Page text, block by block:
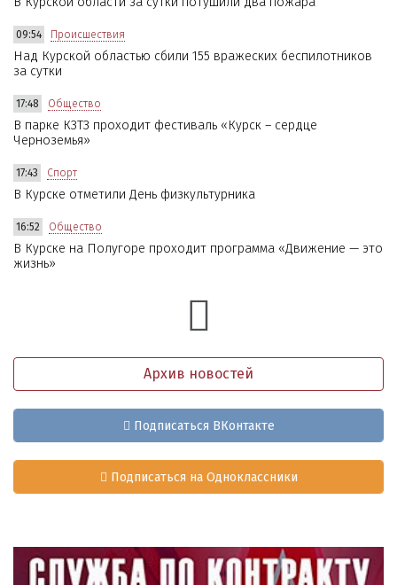
09:54 Происшествия
Над Курской областью сбили 155 вражеских беспилотников
за сутки
17:48 Общество
В парке КЗТЗ проходит фестиваль «Курск – сердце
Черноземья»
17:43 Спорт
В Курске отметили День физкультурника
16:52 Общество
В Курске на Полугоре проходит программа «Движение — это
жизнь»
Архив новостей
Подписаться ВКонтакте
Подписаться на Одноклассники